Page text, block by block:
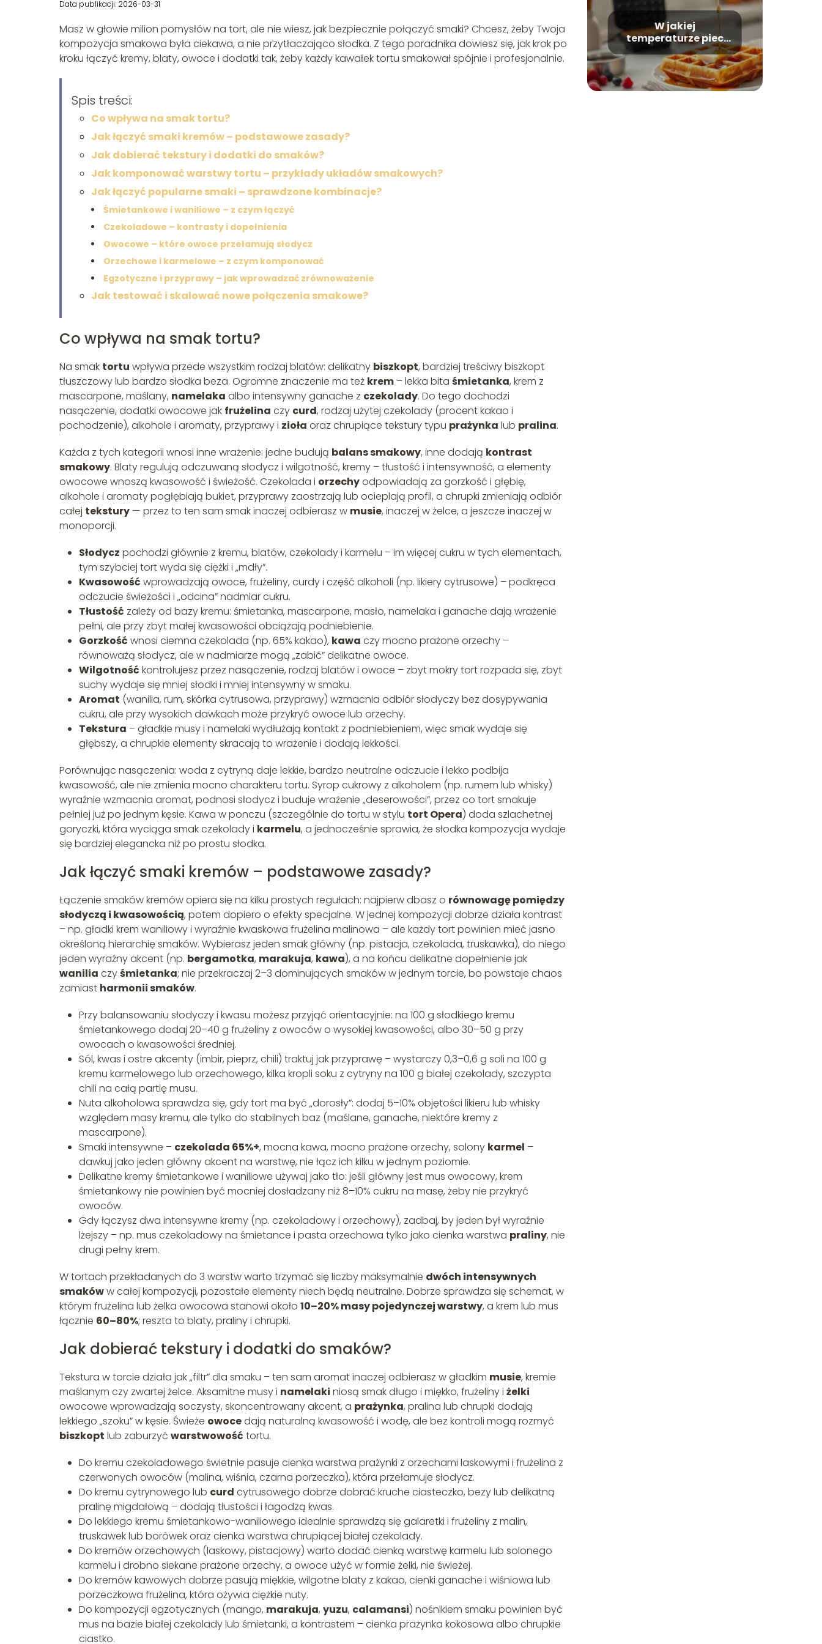
Data publikacji: 2026-03-31
Masz w głowie milion pomysłów na tort, ale nie wiesz, jak bezpiecznie połączyć smaki? Chcesz, żeby Twoja
kompozycja smakowa była ciekawa, a nie przytłaczająco słodka. Z tego poradnika dowiesz się, jak krok po
kroku łączyć kremy, blaty, owoce i dodatki tak, żeby każdy kawałek tortu smakował spójnie i profesjonalnie.
Spis treści:
Co wpływa na smak tortu?
Jak łączyć smaki kremów – podstawowe zasady?
Jak dobierać tekstury i dodatki do smaków?
Jak komponować warstwy tortu – przykłady układów smakowych?
Jak łączyć popularne smaki – sprawdzone kombinacje?
Śmietankowe i waniliowe – z czym łączyć
Czekoladowe – kontrasty i dopełnienia
Owocowe – które owoce przełamują słodycz
Orzechowe i karmelowe – z czym komponować
Egzotyczne i przyprawy – jak wprowadzać zrównoważenie
Jak testować i skalować nowe połączenia smakowe?
Co wpływa na smak tortu?
Na smak tortu wpływa przede wszystkim rodzaj blatów: delikatny biszkopt, bardziej treściwy biszkopt
tłuszczowy lub bardzo słodka beza. Ogromne znaczenie ma też krem – lekka bita śmietanka, krem z
mascarpone, maślany, namelaka albo intensywny ganache z czekolady. Do tego dochodzi
nasączenie, dodatki owocowe jak frużelina czy curd, rodzaj użytej czekolady (procent kakao i
pochodzenie), alkohole i aromaty, przyprawy i zioła oraz chrupiące tekstury typu prażynka lub pralina.
Każda z tych kategorii wnosi inne wrażenie: jedne budują balans smakowy, inne dodają kontrast
smakowy. Blaty regulują odczuwaną słodycz i wilgotność, kremy – tłustość i intensywność, a elementy
owocowe wnoszą kwasowość i świeżość. Czekolada i orzechyodpowiadają za gorzkość i głębię,
alkohole i aromaty pogłębiają bukiet, przyprawy zaostrzają lub ocieplają profil, a chrupki zmieniają odbiór
całej tekstury — przez to ten sam smak inaczej odbierasz w musie, inaczej w żelce, a jeszcze inaczej w
monoporcji.
Słodycz pochodzi głównie z kremu, blatów, czekolady i karmelu – im więcej cukru w tych elementach,
tym szybciej tort wyda się ciężki i „mdły”.
Kwasowość wprowadzają owoce, frużeliny, curdy i część alkoholi (np. likiery cytrusowe) – podkręca
odczucie świeżości i „odcina” nadmiar cukru.
Tłustość zależy od bazy kremu: śmietanka, mascarpone, masło, namelaka i ganache dają wrażenie
pełni, ale przy zbyt małej kwasowości obciążają podniebienie.
Gorzkość wnosi ciemna czekolada (np. 65% kakao), kawa czy mocno prażone orzechy –
równoważą słodycz, ale w nadmiarze mogą „zabić” delikatne owoce.
Wilgotność kontrolujesz przez nasączenie, rodzaj blatów i owoce – zbyt mokry tort rozpada się, zbyt
suchy wydaje się mniej słodki i mniej intensywny w smaku.
Aromat (wanilia, rum, skórka cytrusowa, przyprawy) wzmacnia odbiór słodyczy bez dosypywania
cukru, ale przy wysokich dawkach może przykryć owoce lub orzechy.
Tekstura – gładkie musy i namelaki wydłużają kontakt z podniebieniem, więc smak wydaje się
głębszy, a chrupkie elementy skracają to wrażenie i dodają lekkości.
Porównując nasączenia: woda z cytryną daje lekkie, bardzo neutralne odczucie i lekko podbija
kwasowość, ale nie zmienia mocno charakteru tortu. Syrop cukrowy z alkoholem (np. rumem lub whisky)
wyraźnie wzmacnia aromat, podnosi słodycz i buduje wrażenie „deserowości”, przez co tort smakuje
pełniej już po jednym kęsie. Kawa w ponczu (szczególnie do tortu w stylu tort Opera) doda szlachetnej
goryczki, która wyciąga smak czekolady i karmelu, a jednocześnie sprawia, że słodka kompozycja wydaje
się bardziej elegancka niż po prostu słodka.
Jak łączyć smaki kremów – podstawowe zasady?
Łączenie smaków kremów opiera się na kilku prostych regułach: najpierw dbasz o równowagę pomiędzy
słodyczą i kwasowością, potem dopiero o efekty specjalne. W jednej kompozycji dobrze działa kontrast
– np. gładki krem waniliowy i wyraźnie kwaskowa frużelina malinowa – ale każdy tort powinien mieć jasno
określoną hierarchię smaków. Wybierasz jeden smak główny (np. pistacja, czekolada, truskawka), do niego
jeden wyraźny akcent (np. bergamotka, marakuja, kawa), a na końcu delikatne dopełnienie jak
wanilia czyśmietanka; nie przekraczaj 2–3 dominujących smaków w jednym torcie, bo powstaje chaos
zamiast harmonii smaków.
Przy balansowaniu słodyczy i kwasu możesz przyjąć orientacyjnie: na 100 g słodkiego kremu
śmietankowego dodaj 20–40 g frużeliny z owoców o wysokiej kwasowości, albo 30–50 g przy
owocach o kwasowości średniej.
Sól, kwas i ostre akcenty (imbir, pieprz, chili) traktuj jak przyprawę – wystarczy 0,3–0,6 g soli na 100 g
kremu karmelowego lub orzechowego, kilka kropli soku z cytryny na 100 g białej czekolady, szczypta
chili na całą partię musu.
Nuta alkoholowa sprawdza się, gdy tort ma być „dorosły”: dodaj 5–10% objętości likieru lub whisky
względem masy kremu, ale tylko do stabilnych baz (maślane, ganache, niektóre kremy z
mascarpone).
Smaki intensywne – czekolada 65%+, mocna kawa, mocno prażone orzechy, solony karmel –
dawkuj jako jeden główny akcent na warstwę, nie łącz ich kilku w jednym poziomie.
Delikatne kremy śmietankowe i waniliowe używaj jako tło: jeśli główny jest mus owocowy, krem
śmietankowy nie powinien być mocniej dosładzany niż 8–10% cukru na masę, żeby nie przykryć
owoców.
Gdy łączysz dwa intensywne kremy (np. czekoladowy i orzechowy), zadbaj, by jeden był wyraźnie
lżejszy – np. mus czekoladowy na śmietance i pasta orzechowa tylko jako cienka warstwa praliny, nie
drugi pełny krem.
W tortach przekładanych do 3 warstw warto trzymać się liczby maksymalnie dwóch intensywnych
smakóww całej kompozycji, pozostałe elementy niech będą neutralne. Dobrze sprawdza się schemat, w
którym frużelina lub żelka owocowa stanowi około 10–20% masy pojedynczej warstwy, a krem lub mus
łącznie 60–80%; reszta to blaty, praliny i chrupki.
Jak dobierać tekstury i dodatki do smaków?
Tekstura w torcie działa jak „filtr” dla smaku – ten sam aromat inaczej odbierasz w gładkim musie, kremie
maślanym czy zwartej żelce. Aksamitne musy i namelaki niosą smak długo i miękko, frużeliny i żelki
owocowe wprowadzają soczysty, skoncentrowany akcent, a prażynka, pralina lub chrupki dodają
lekkiego „szoku” w kęsie. Świeże owocedają naturalną kwasowość i wodę, ale bez kontroli mogą rozmyć
biszkopt lub zaburzyć warstwowość tortu.
Do kremu czekoladowego świetnie pasuje cienka warstwa prażynki z orzechami laskowymi i frużelina z
czerwonych owoców (malina, wiśnia, czarna porzeczka), która przełamuje słodycz.
Do kremu cytrynowego lub curd cytrusowego dobrze dobrać kruche ciasteczko, bezy lub delikatną
pralinę migdałową – dodają tłustości i łagodzą kwas.
Do lekkiego kremu śmietankowo-waniliowego idealnie sprawdzą się galaretki i frużeliny z malin,
truskawek lub borówek oraz cienka warstwa chrupiącej białej czekolady.
Do kremów orzechowych (laskowy, pistacjowy) warto dodać cienką warstwę karmelu lub solonego
karmelu i drobno siekane prażone orzechy, a owoce użyć w formie żelki, nie świeżej.
Do kremów kawowych dobrze pasują miękkie, wilgotne blaty z kakao, cienki ganache i wiśniowa lub
porzeczkowa frużelina, która ożywia ciężkie nuty.
Do kompozycji egzotycznych (mango, marakuja, yuzu, calamansi) nośnikiem smaku powinien być
mus na bazie białej czekolady lub śmietanki, a kontrastem – cienka prażynka kokosowa albo chrupkie
ciastko.
W jakiej
temperaturze piec
gofry?